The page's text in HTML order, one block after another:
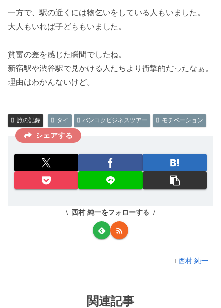
一方で、駅の近くには物乞いをしている人もいました。
大人もいれば子どももいました。
貧富の差を感じた瞬間でしたね。
新宿駅や渋谷駅で見かける人たちより衝撃的だったなぁ。
理由はわかんないけど。
旅の記録 タイ バンコクビジネスツアー モチベーション
シェアする
西村 純一をフォローする
西村 純一
関連記事